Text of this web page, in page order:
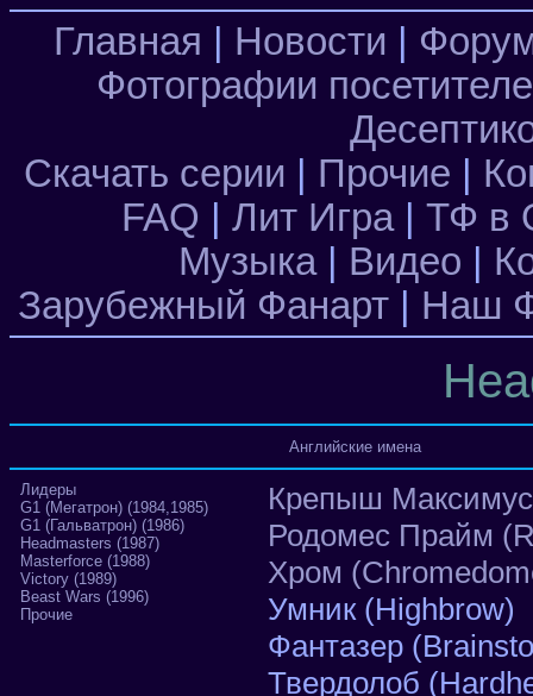
Главная Новости
Фотографии
Скачать серии
Прочие
FAQ
Лит Игра| ТФ в
Музыка| Видео
Зарубежный Фанарт
Наш
Английские имена
Лидеры
G1 (Мегатрон) (1984,1985)
G1 (Гальватрон) (1986)
Headmasters (1987)
Masterforce (1988)
Victory (1989)
Beast Wars (1996)
Прочие
Крепыш
Родомес Прайм
Хром
Умник (Highbrow)
Фантазер
Твердолоб